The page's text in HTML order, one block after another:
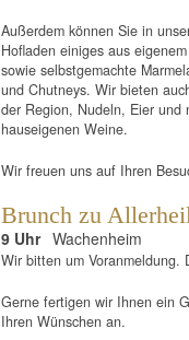
Außerdem können Sie in
Hofladen einiges aus
sowie selbstgemachte
und Chutneys. Wir bieten
der Region, Nudeln, Eier und
hauseigenen Weine.
Wir freuen uns auf Ihren
Brunch zu
9 Uhr Wachenheim
Wir bitten um Voranmeldung.
Gerne fertigen wir Ihnen ein
Ihren Wünschen an.